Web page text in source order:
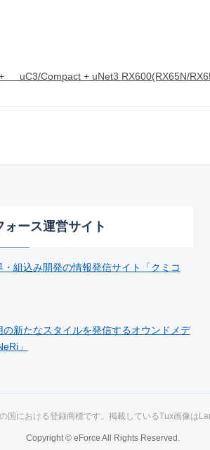
uC3/Compact + uNet3 RX600(RX65N/
ォース運営サイト
・組込み開発の情報発信サイト「クミコ
の新たなスタイルを発信するオウンドメデ
」
における登録商標です。掲載しているTux画像は
Copyright © eForce All Rights Reserved.